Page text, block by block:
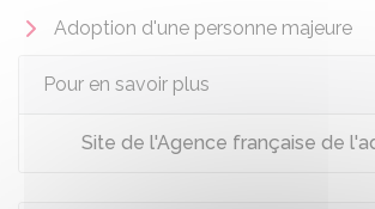
Adoption d'une personne majeure
Pour en savoir plus
Site de l'Agence française de